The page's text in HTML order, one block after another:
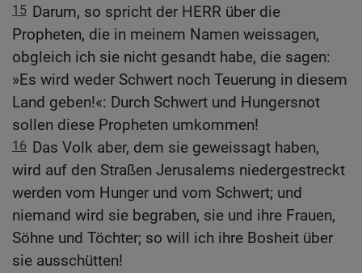
15 Darum, so spricht der HERR über die
Propheten, die in meinem Namen weissagen,
obgleich ich sie nicht gesandt habe, die sagen:
»Es wird weder Schwert noch Teuerung in diesem
Land geben!«: Durch Schwert und Hungersnot
sollen diese Propheten umkommen!
16 Das Volk aber, dem sie geweissagt haben,
wird auf den Straßen Jerusalems niedergestreckt
werden vom Hunger und vom Schwert; und
niemand wird sie begraben, sie und ihre Frauen,
Söhne und Töchter; so will ich ihre Bosheit über
sie ausschütten!